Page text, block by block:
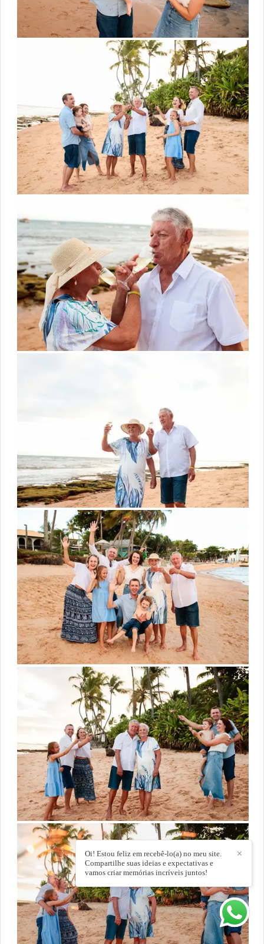
✕
Oi! Estou feliz em recebê-lo(a) no meu site.
Compartilhe suas ideias e expectativas e
vamos criar memórias incríveis juntos!